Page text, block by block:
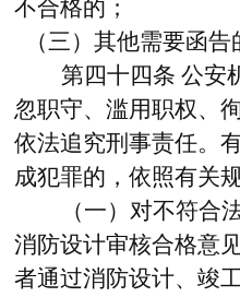
不合格的；
（三）其他需要函告
第四十四条 公安
忽职守、滥用职权、
依法追究刑事责任。
成犯罪的，依照有关
（一）对不符合
消防设计审核合格意
者通过消防设计、竣